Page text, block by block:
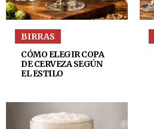
BIRRAS
CÓMO ELEGIR COPA
DE CERVEZA SEGÚN
EL ESTILO